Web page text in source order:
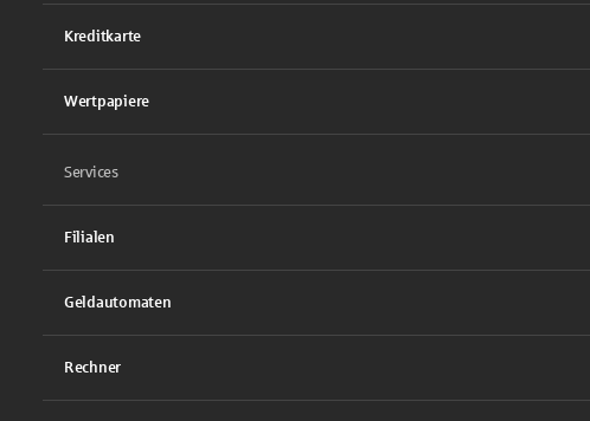
Kreditkarte
Wertpapiere
Services
Filialen
Geldautomaten
Rechner